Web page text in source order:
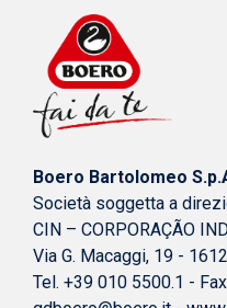
Boero Bartolomeo
Società soggetta a
CIN – CORPORAÇÃO
Via G. Macaggi, 19 -
Tel. +39 010 5500.1 -